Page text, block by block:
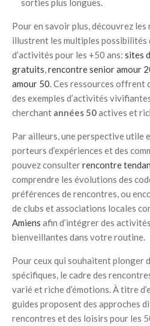
sorties plus longues.
Pour en savoir plus, découvrez
illustrent les multiples possibilités
d’activités pour les +50 ans: sites
gratuits,rencontre senior amour
amour 50. Ces ressources offrent
des exemples d’activités
cherchant années 50actives et
Par ailleurs, une perspective utile
porteurs d’expériences et des
pouvez consulterrencontre
comprendre les évolutions des
préférences de rencontres, ou
de clubs et associations locales
Amiens afin d’intégrer des
bienveillantes dans votre routine.
Pour ceux qui souhaitent plonger
spécifiques, le cadre des
varié et riche d’émotions. À titre
guides proposent des approches
rencontres et des loisirs pour les